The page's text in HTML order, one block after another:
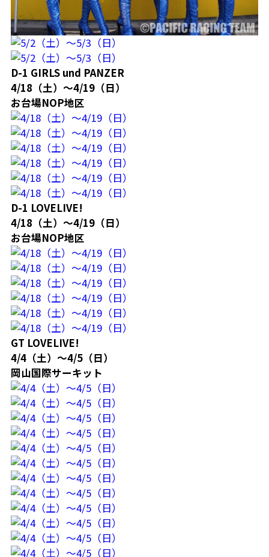
D-1 GIRLS und PANZER
4/18（土）～4/19（日）
お台場NOP地区
D-1 LOVELIVE!
4/18（土）～4/19（日）
お台場NOP地区
GT LOVELIVE!
4/4（土）～4/5（日）
岡山国際サーキット